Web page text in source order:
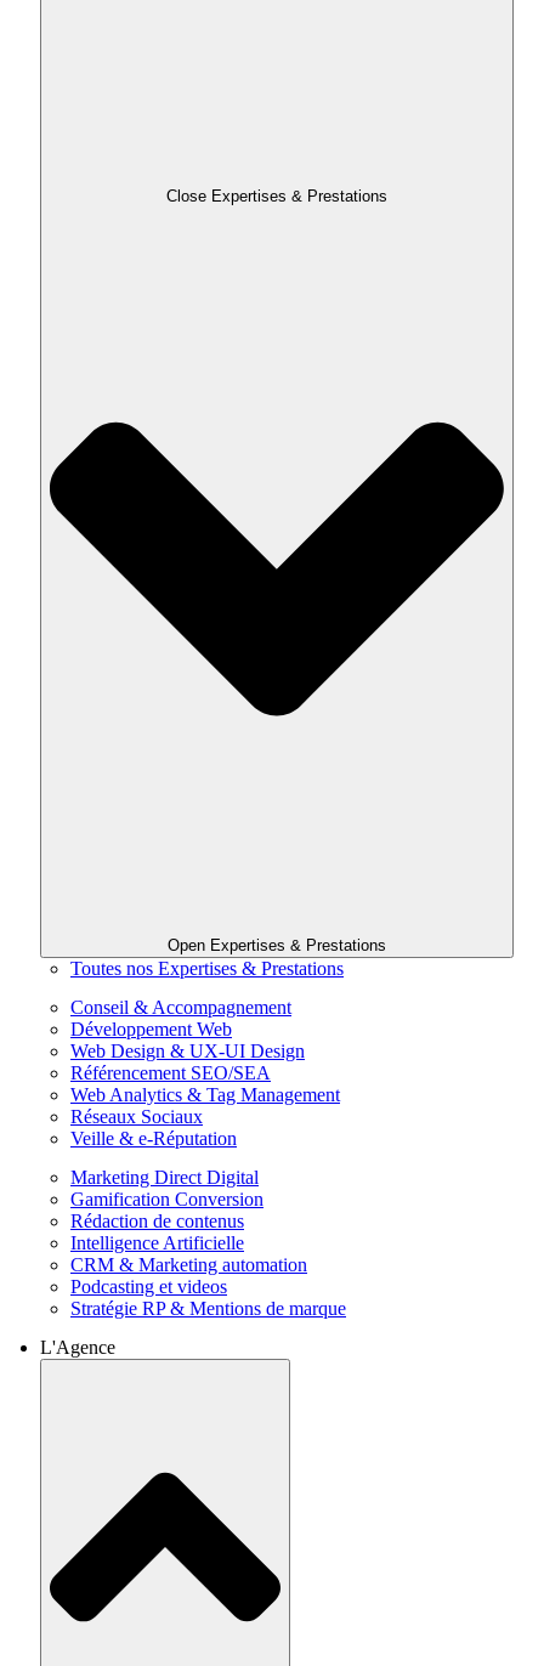
Close Expertises & Prestations
Open Expertises & Prestations
Toutes nos Expertises & Prestations
Conseil & Accompagnement
Développement Web
Web Design & UX-UI Design
Référencement SEO/SEA
Web Analytics & Tag Management
Réseaux Sociaux
Veille & e-Réputation
Marketing Direct Digital
Gamification Conversion
Rédaction de contenus
Intelligence Artificielle
CRM & Marketing automation
Podcasting et videos
Stratégie RP & Mentions de marque
L'Agence